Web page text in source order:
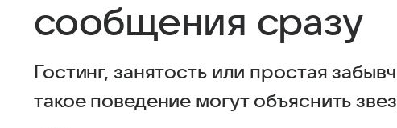
сообщения сразу
Гостинг, занятость или простая
такое поведение могут объяснить